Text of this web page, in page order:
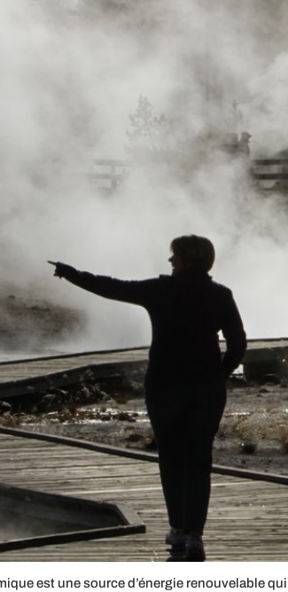
est une source d’énergie renouvelable